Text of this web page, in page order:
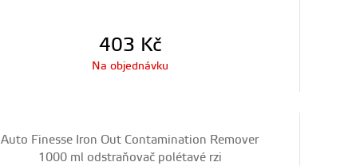
403 Kč
Na objednávku
Auto Finesse Iron Out Contamination Remover
1000 ml odstraňovač polétavé rzi